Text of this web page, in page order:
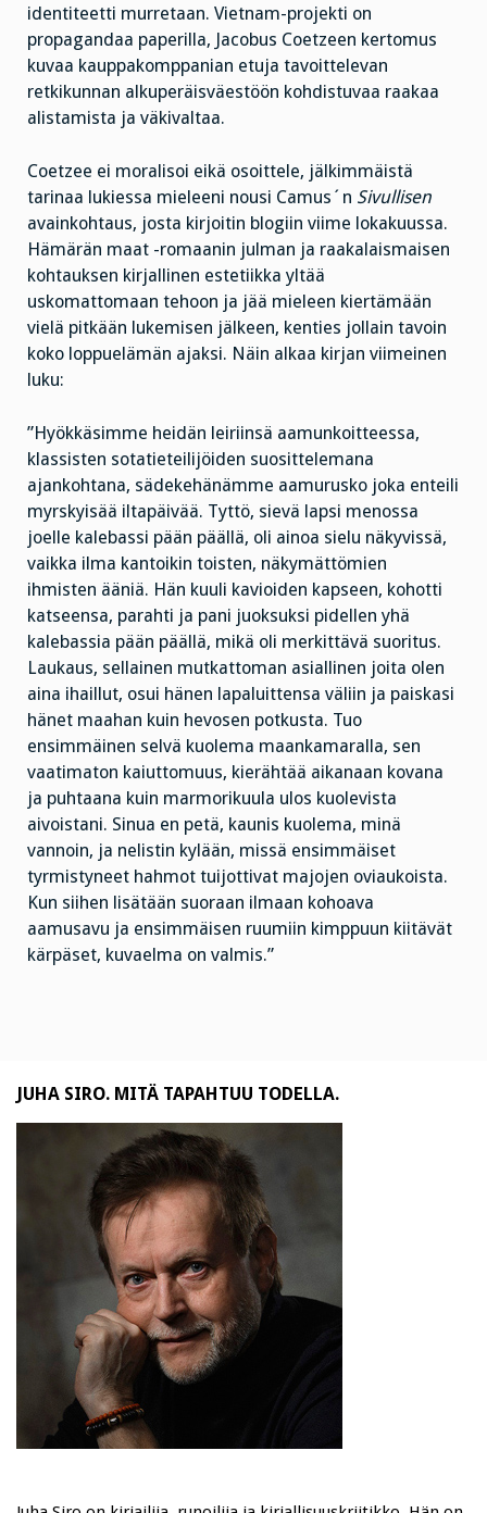
identiteetti murretaan. Vietnam-projekti on
propagandaa paperilla, Jacobus Coetzeen kertomus
kuvaa kauppakomppanian etuja tavoittelevan
retkikunnan alkuperäisväestöön kohdistuvaa raakaa
alistamista ja väkivaltaa.
Coetzee ei moralisoi eikä osoittele, jälkimmäistä
tarinaa lukiessa mieleeni nousi Camus´n Sivullisen
avainkohtaus, josta kirjoitin blogiin viime lokakuussa.
Hämärän maat -romaanin julman ja raakalaismaisen
kohtauksen kirjallinen estetiikka yltää
uskomattomaan tehoon ja jää mieleen kiertämään
vielä pitkään lukemisen jälkeen, kenties jollain tavoin
koko loppuelämän ajaksi. Näin alkaa kirjan viimeinen
luku:
”Hyökkäsimme heidän leiriinsä aamunkoitteessa,
klassisten sotatieteilijöiden suosittelemana
ajankohtana, sädekehänämme aamurusko joka enteili
myrskyisää iltapäivää. Tyttö, sievä lapsi menossa
joelle kalebassi pään päällä, oli ainoa sielu näkyvissä,
vaikka ilma kantoikin toisten, näkymättömien
ihmisten ääniä. Hän kuuli kavioiden kapseen, kohotti
katseensa, parahti ja pani juoksuksi pidellen yhä
kalebassia pään päällä, mikä oli merkittävä suoritus.
Laukaus, sellainen mutkattoman asiallinen joita olen
aina ihaillut, osui hänen lapaluittensa väliin ja paiskasi
hänet maahan kuin hevosen potkusta. Tuo
ensimmäinen selvä kuolema maankamaralla, sen
vaatimaton kaiuttomuus, kierähtää aikanaan kovana
ja puhtaana kuin marmorikuula ulos kuolevista
aivoistani. Sinua en petä, kaunis kuolema, minä
vannoin, ja nelistin kylään, missä ensimmäiset
tyrmistyneet hahmot tuijottivat majojen oviaukoista.
Kun siihen lisätään suoraan ilmaan kohoava
aamusavu ja ensimmäisen ruumiin kimppuun kiitävät
kärpäset, kuvaelma on valmis.”
JUHA SIRO. MITÄ TAPAHTUU TODELLA.